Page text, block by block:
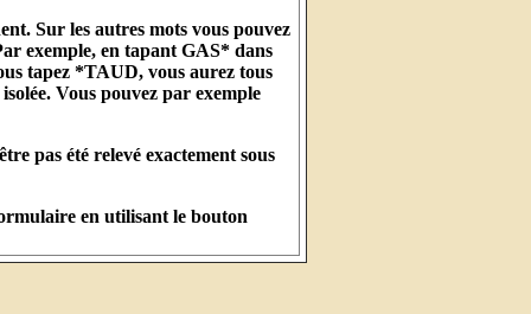
Sur les autres mots vous pouvez
exemple, en tapant GAS* dans
tapez *TAUD, vous aurez tous
Vous pouvez par exemple
pas été relevé exactement sous
en utilisant le bouton